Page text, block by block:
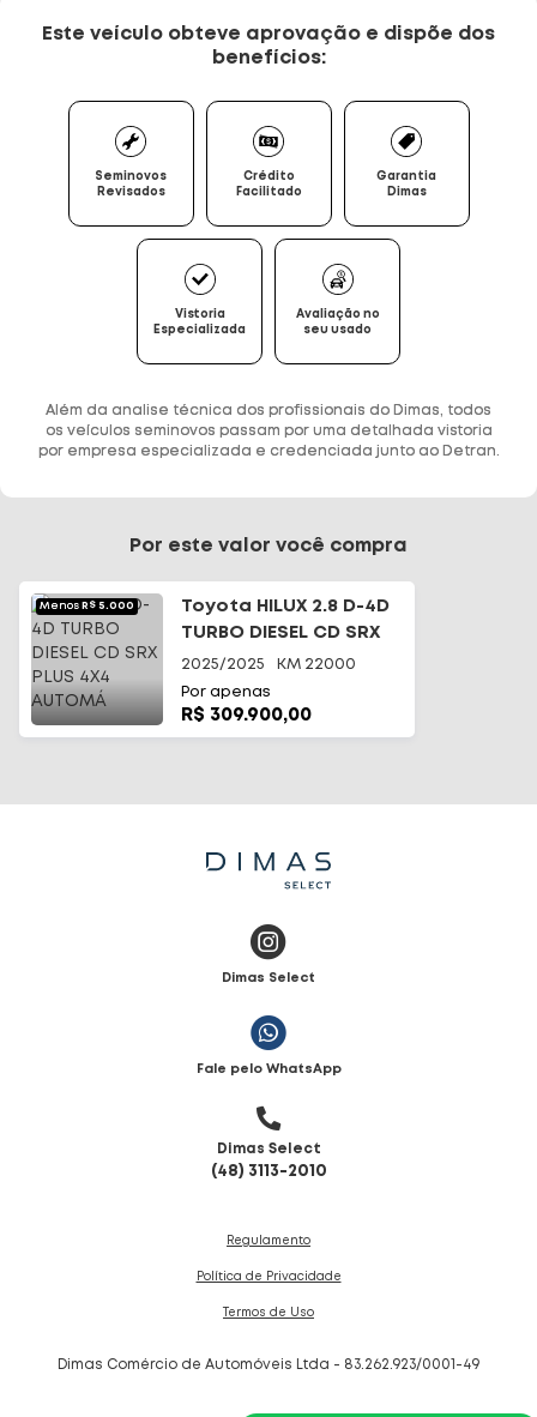
Este veículo obteve aprovação e dispõe dos
benefícios:
Seminovos
Revisados
Crédito
Facilitado
Garantia
Dimas
Vistoria
Especializada
Avaliação no
seu usado
Além da analise técnica dos profissionais do Dimas, todos
os veículos seminovos passam por uma detalhada vistoria
por empresa especializada e credenciada junto ao Detran.
Por este valor você compra
Menos R$ 5.000
Toyota HILUX 2.8 D-4D
TURBO DIESEL CD SRX
PLUS 4X4 AUTOMÁ
2025/2025 KM 22000
Por apenas
R$ 309.900,00
Dimas Select
Fale pelo WhatsApp
Dimas Select
(48) 3113-2010
Regulamento
Política de Privacidade
Termos de Uso
Dimas Comércio de Automóveis Ltda - 83.262.923/0001-49